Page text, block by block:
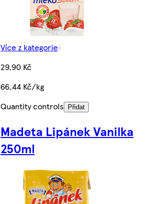
Více z kategorie
29,90 Kč
66,44 Kč/kg
Quantity controls
Přidat
Madeta Lipánek Vanilka
250ml